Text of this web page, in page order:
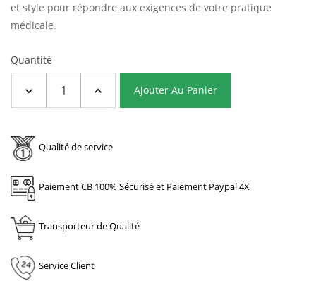
et style pour répondre aux exigences de votre pratique
médicale.
Quantité
Ajouter Au Panier
Qualité de service
Paiement CB 100% Sécurisé et Paiement Paypal 4X
Transporteur de Qualité
Service Client